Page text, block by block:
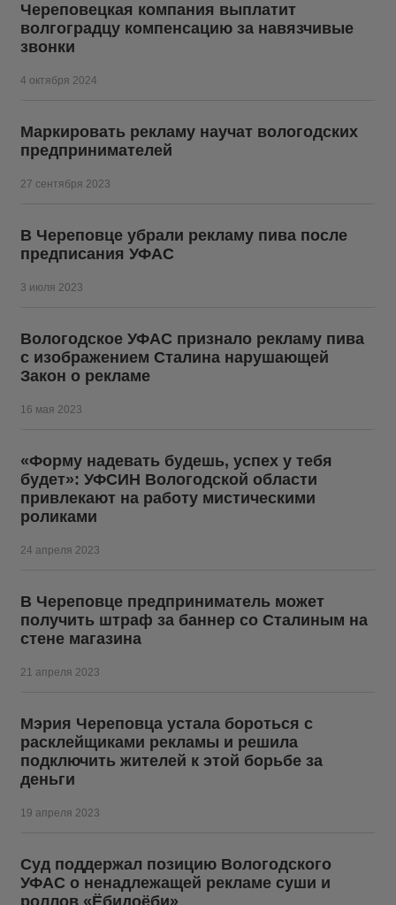
Череповецкая компания выплатит
волгоградцу компенсацию за навязчивые
звонки
4 октября 2024
Маркировать рекламу научат вологодских
предпринимателей
27 сентября 2023
В Череповце убрали рекламу пива после
предписания УФАС
3 июля 2023
Вологодское УФАС признало рекламу пива
с изображением Сталина нарушающей
Закон о рекламе
16 мая 2023
«Форму надевать будешь, успех у тебя
будет»: УФСИН Вологодской области
привлекают на работу мистическими
роликами
24 апреля 2023
В Череповце предприниматель может
получить штраф за баннер со Сталиным на
стене магазина
21 апреля 2023
Мэрия Череповца устала бороться с
расклейщиками рекламы и решила
подключить жителей к этой борьбе за
деньги
19 апреля 2023
Суд поддержал позицию Вологодского
УФАС о ненадлежащей рекламе суши и
роллов «Ёбидоёби»